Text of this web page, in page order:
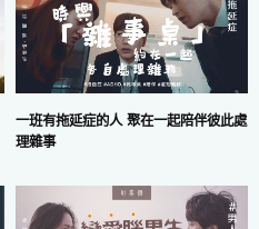
一班有拖延症的人 聚在一起陪伴彼此處
理雜事